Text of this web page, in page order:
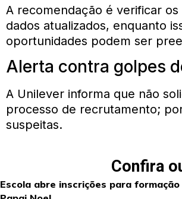
A recomendação é verificar
dados atualizados, enquanto
oportunidades podem ser
Alerta contra golpes
A Unilever informa que não
processo de recrutamento;
suspeitas.
Confira
Escola abre inscrições para formação